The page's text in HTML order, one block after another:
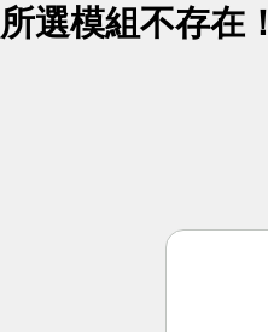
所選模組不存在！